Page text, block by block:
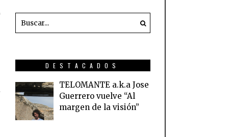
DESTACADOS
TELOMANTE a.k.a Jose
Guerrero vuelve “Al
margen de la visión”